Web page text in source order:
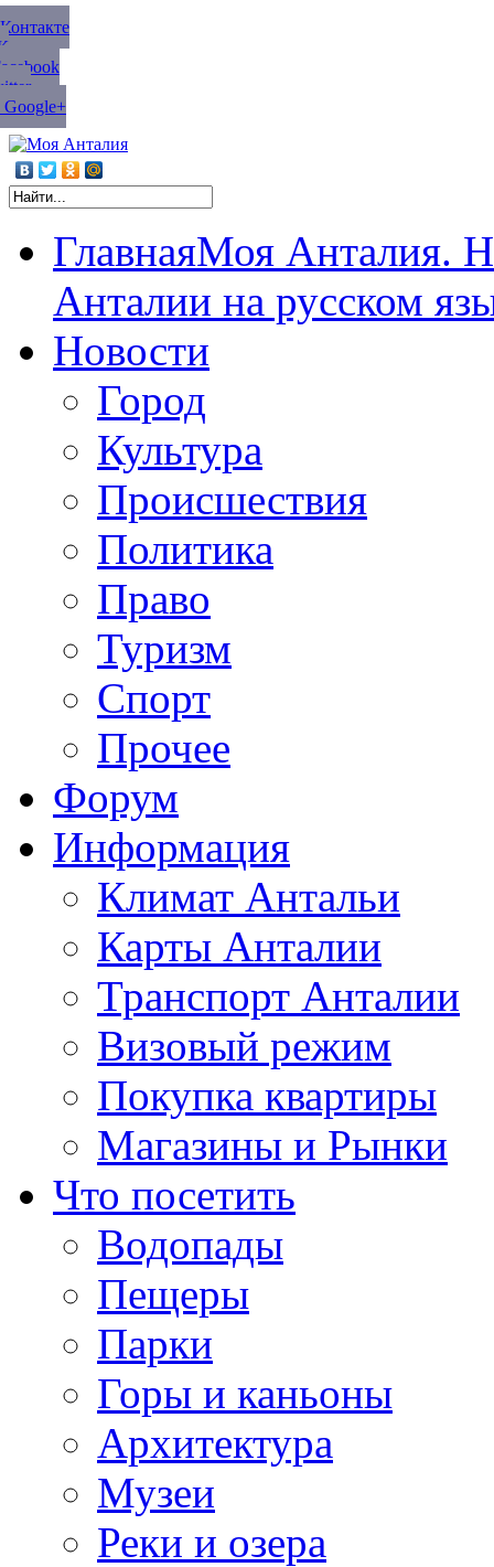
ГлавнаяМоя Анталия.
Анталии на русском
Новости
Город
Культура
Происшествия
Политика
Право
Туризм
Спорт
Прочее
Форум
Информация
Климат Антальи
Карты Анталии
Транспорт Анталии
Визовый режим
Покупка квартиры
Магазины и Рынки
Что посетить
Водопады
Пещеры
Парки
Горы и каньоны
Архитектура
Музеи
Реки и озера